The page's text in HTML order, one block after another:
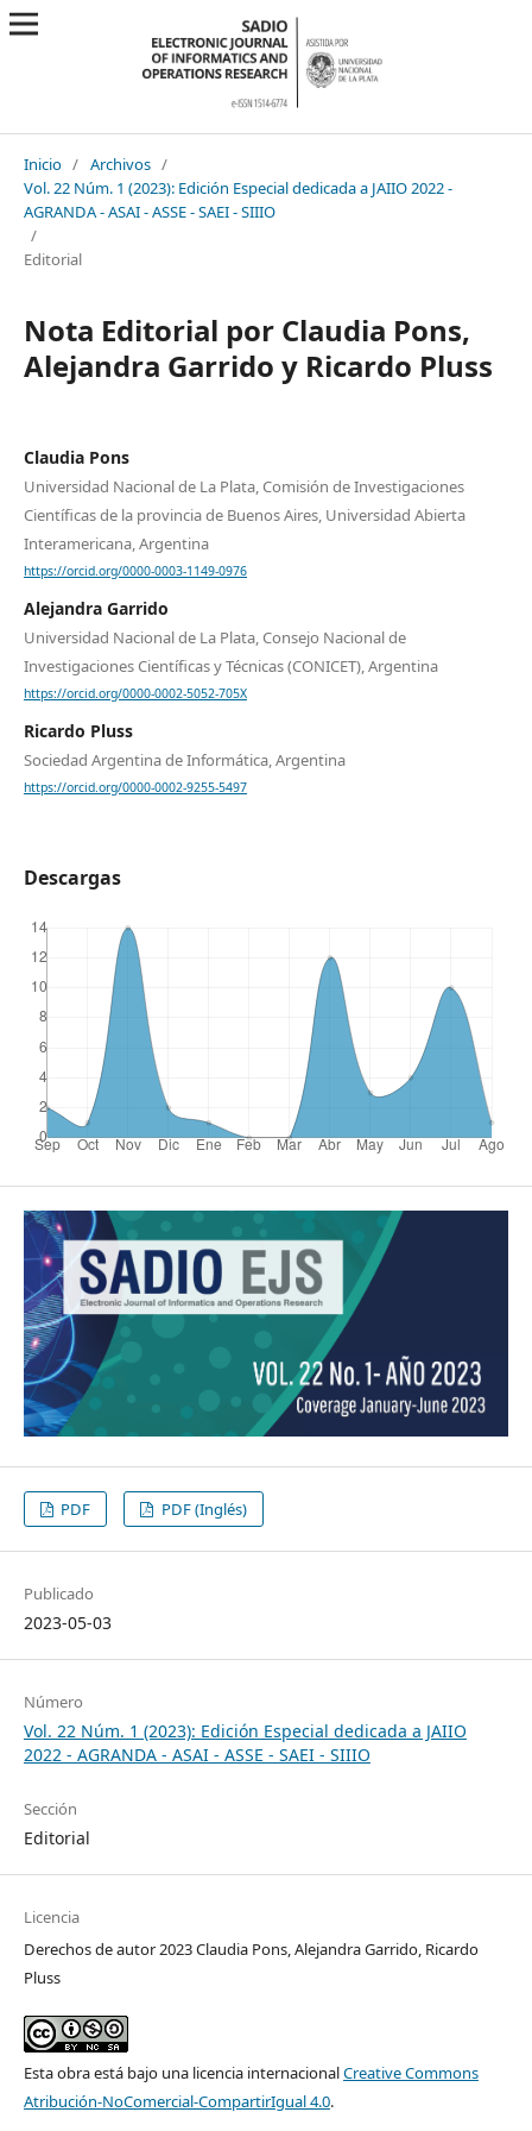
Inicio / Archivos /
Vol. 22 Núm. 1 (2023): Edición Especial dedicada a JAIIO 2022 -
AGRANDA - ASAI - ASSE - SAEI - SIIIO
/
Editorial
Nota Editorial por Claudia Pons,
Alejandra Garrido y Ricardo Pluss
Claudia Pons
Universidad Nacional de La Plata, Comisión de Investigaciones
Científicas de la provincia de Buenos Aires, Universidad Abierta
Interamericana, Argentina
https://orcid.org/0000-0003-1149-0976
Alejandra Garrido
Universidad Nacional de La Plata, Consejo Nacional de
Investigaciones Científicas y Técnicas (CONICET), Argentina
https://orcid.org/0000-0002-5052-705X
Ricardo Pluss
Sociedad Argentina de Informática, Argentina
https://orcid.org/0000-0002-9255-5497
Descargas
PDF PDF (Inglés)
Publicado
2023-05-03
Número
Vol. 22 Núm. 1 (2023): Edición Especial dedicada a JAIIO
2022 - AGRANDA - ASAI - ASSE - SAEI - SIIIO
Sección
Editorial
Licencia
Derechos de autor 2023 Claudia Pons, Alejandra Garrido, Ricardo
Pluss
Esta obra está bajo una licencia internacionalCreative Commons
Atribución-NoComercial-CompartirIgual 4.0.